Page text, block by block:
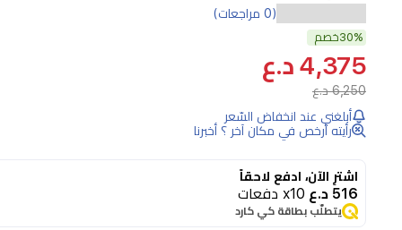
(0 مراجعات)
30%خصم
4,375 د.ع
6,250 د.ع
أبلغني عند انخفاض السّعر
رأيته أرخص في مكان آخر ؟ أخبرنا
اشترِ الآن، ادفع لاحقاً
516 د.ع x10 دفعات
يتطلّب بطاقة كي كارد